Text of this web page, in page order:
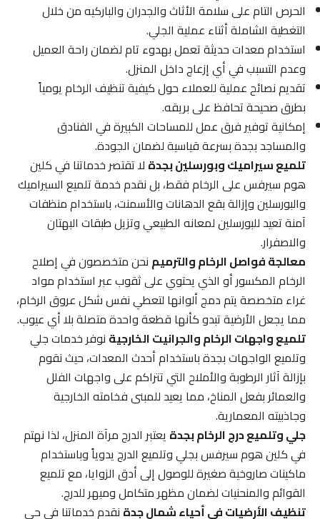
الحرص التام على سلامة الأثاث والجدران والباركيه من خلال
التغطية الشاملة أثناء عملية الجلي.
استخدام معدات حديثة تعمل بهدوء تام لضمان راحة العميل
وعدم التسبب في أي إزعاج داخل المنزل.
تقديم نصائح عملية للعملاء حول كيفية تنظيف الرخام يومياً
بطرق صحيحة تحافظ على بريقه.
إمكانية توفير فرق عمل للمساحات الكبيرة في الفنادق
والمساجد بجدة بسرعة قياسية لضمان الجودة.
تلميع سيراميك وبورسلين بجدةلا تقتصر خدماتنا في كلين
هوم سيرفس على الرخام فقط، بل نقدم خدمة تلميع السيراميك
والبورسلين وإزالة بقع الدهانات والأسمنت، باستخدام منظفات
آمنة تعيد للبورسلين لمعانه الطبيعي وتزيل طبقات البهتان
والاصفرار.
معالجة فواصل الرخام والترميمنحن متخصصون في إصلاح
الرخام المكسور أو الذي يحتوي على ثقوب عبر استخدام مواد
غراء متخصصة يتم دمج ألوانها لتعطي نفس شكل عروق الرخام،
مما يجعل الأرضية تبدو كأنها قطعة واحدة متصلة بلا أي عيوب.
تلميع واجهات الرخام والجرانيت الخارجيةنوفر خدمات جلي
وتلميع الواجهات بجدة باستخدام أحدث المعدات، حيث نقوم
بإزالة آثار الرطوبة والأملاح التي تتراكم على واجهات الفلل
والعمائر بفعل المناخ، مما يعيد للمبنى فخامته الخارجية
وجاذبيته المعمارية.
جلي وتلميع درج الرخام بجدةيعتبر الدرج مرآة المنزل، لذا نهتم
في كلين هوم سيرفس بجلي وتلميع الدرج يدوياً وباستخدام
ماكينات صاروخية صغيرة للوصول إلى أدق الزوايا، مع تلميع
القوائم والمنحنيات لضمان مظهر متكامل ومبهر للدرج.
تنظيف الأرضيات في أحياء شمال جدةنقدم خدماتنا في حي